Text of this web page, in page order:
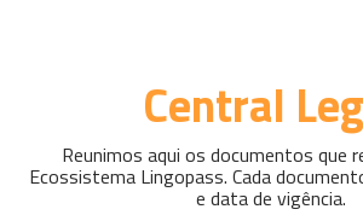
Central
Reunimos aqui os documentos que
Ecossistema Lingopass. Cada
e data de vigência.